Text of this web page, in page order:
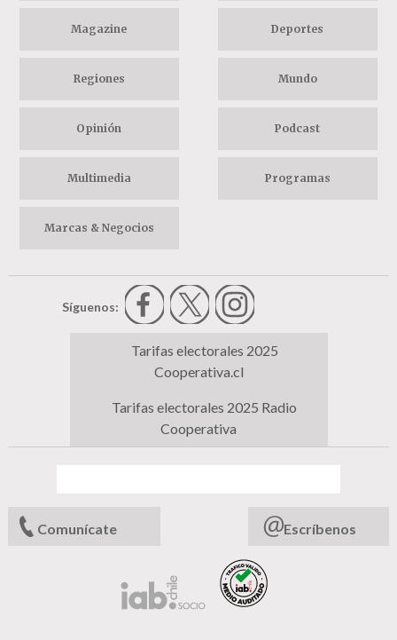
Magazine Deportes
Regiones Mundo
Opinión Podcast
Multimedia Programas
Marcas & Negocios
Síguenos:
Tarifas electorales 2025
Cooperativa.cl
Tarifas electorales 2025 Radio
Cooperativa
Comunícate Escríbenos